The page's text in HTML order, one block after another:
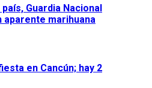
Guardia Nacional
aparente marihuana
en Cancún; hay 2